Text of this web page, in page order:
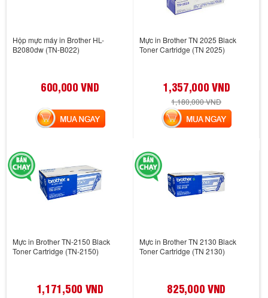
Hộp mực máy in Brother HL-
B2080dw (TN-B022)
600,000 VND
MUA NGAY
Mực in Brother TN 2025 Black
Toner Cartridge (TN 2025)
1,357,000 VND
1,180,000 VND
MUA NGAY
Mực in Brother TN-2150 Black
Toner Cartridge (TN-2150)
1,171,500 VND
Mực in Brother TN 2130 Black
Toner Cartridge (TN 2130)
825,000 VND